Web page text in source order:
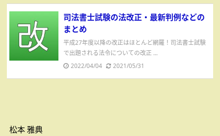
司法書士試験の法改正・最新判例などの
まとめ
平成27年度以降の改正はほとんど網羅！司法書士試験
で出題される法令についての改正 ...
2022/04/04
2021/05/31
松本 雅典